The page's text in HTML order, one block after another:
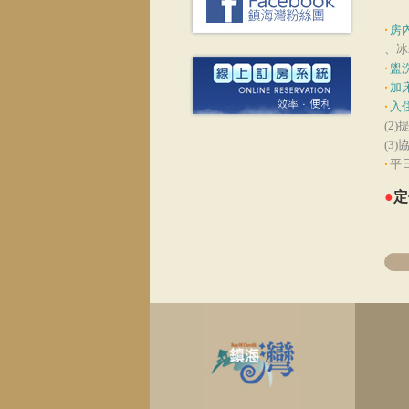
‧房
、
‧ 盥
‧加
‧ 入
(2)
(3)
‧平
●